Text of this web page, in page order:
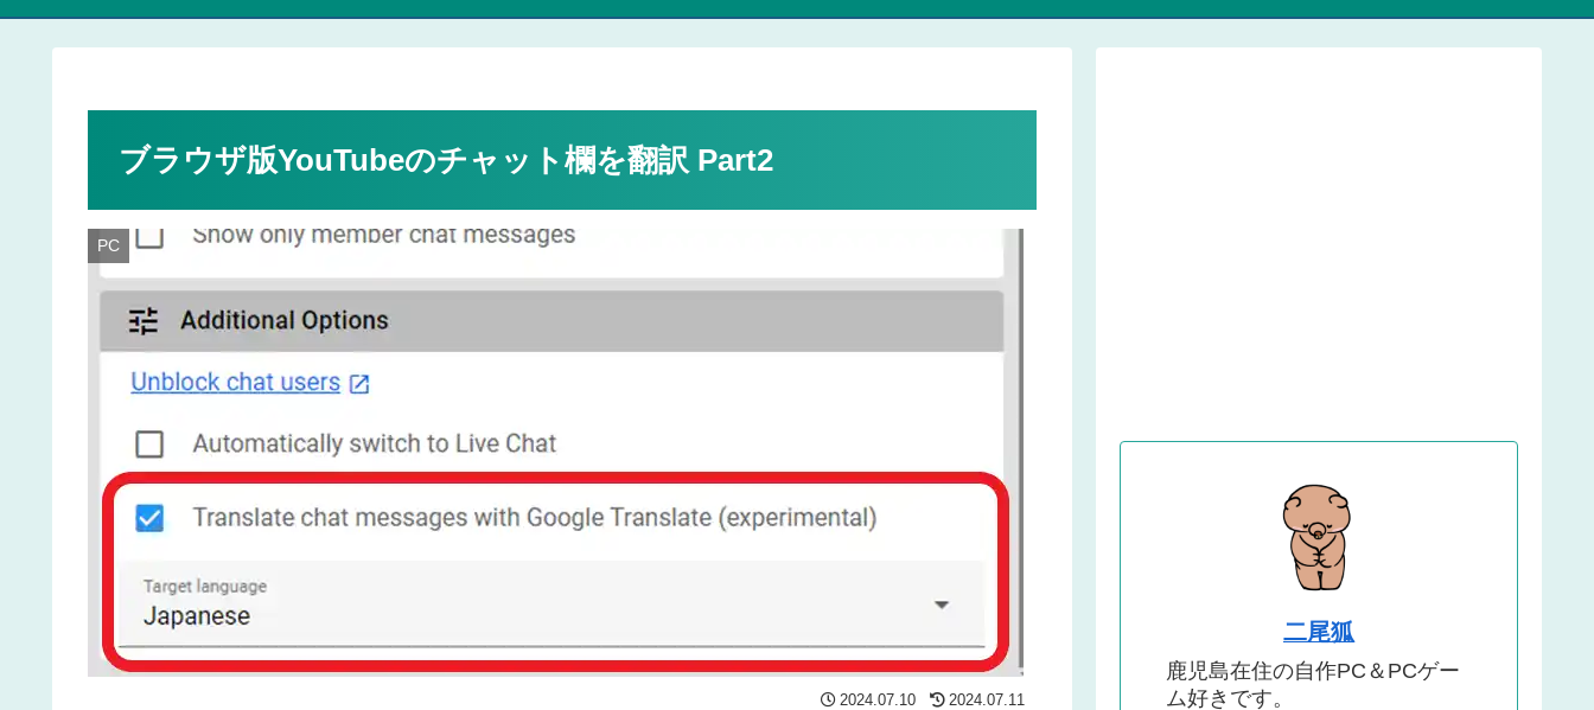
ブラウザ版YouTubeのチャット欄を翻訳 Part2
PC
2024.07.10 2024.07.11
二尾狐
鹿児島在住の自作PC＆PCゲー
ム好きです。